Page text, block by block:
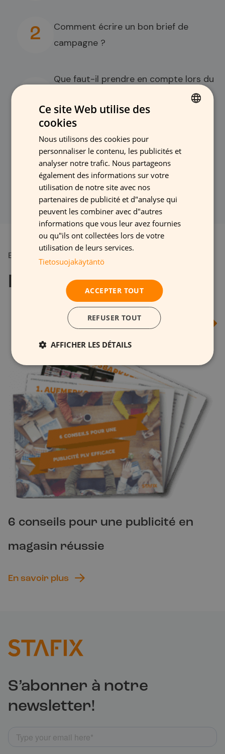
2
Comment écrire un bon brief de
campagne ?
Que faut-il prendre en compte lors du
adapté ?
4
Comment pouvez-vous économiser
sur les coûts de campagne ?
E-BOOKS
Nos autres e-books
6 conseils pour une publicité en
magasin réussie
En savoir plus
S’abonner à notre
newsletter!
Ce site Web utilise des
cookies
Nous utilisons des cookies pour
personnaliser le contenu, les publicités et
analyser notre trafic. Nous partageons
également des informations sur votre
utilisation de notre site avec nos
partenaires de publicité et d"analyse qui
peuvent les combiner avec d"autres
informations que vous leur avez fournies
ou qu"ils ont collectées lors de votre
utilisation de leurs services.
Tietosuojakäytäntö
ACCEPTER TOUT
REFUSER TOUT
AFFICHER LES DÉTAILS